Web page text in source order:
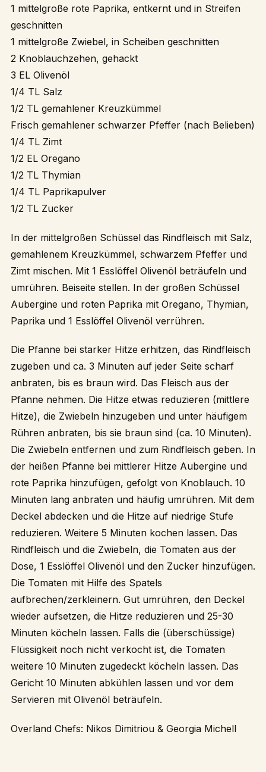
1 mittelgroße rote Paprika, entkernt und in Streifen
geschnitten
1 mittelgroße Zwiebel, in Scheiben geschnitten
2 Knoblauchzehen, gehackt
3 EL Olivenöl
1/4 TL Salz
1/2 TL gemahlener Kreuzkümmel
Frisch gemahlener schwarzer Pfeffer (nach Belieben)
1/4 TL Zimt
1/2 EL Oregano
1/2 TL Thymian
1/4 TL Paprikapulver
1/2 TL Zucker
In der mittelgroßen Schüssel das Rindfleisch mit Salz,
gemahlenem Kreuzkümmel, schwarzem Pfeffer und
Zimt mischen. Mit 1 Esslöffel Olivenöl beträufeln und
umrühren. Beiseite stellen. In der großen Schüssel
Aubergine und roten Paprika mit Oregano, Thymian,
Paprika und 1 Esslöffel Olivenöl verrühren.
Die Pfanne bei starker Hitze erhitzen, das Rindfleisch
zugeben und ca. 3 Minuten auf jeder Seite scharf
anbraten, bis es braun wird. Das Fleisch aus der
Pfanne nehmen. Die Hitze etwas reduzieren (mittlere
Hitze), die Zwiebeln hinzugeben und unter häufigem
Rühren anbraten, bis sie braun sind (ca. 10 Minuten).
Die Zwiebeln entfernen und zum Rindfleisch geben. In
der heißen Pfanne bei mittlerer Hitze Aubergine und
rote Paprika hinzufügen, gefolgt von Knoblauch. 10
Minuten lang anbraten und häufig umrühren. Mit dem
Deckel abdecken und die Hitze auf niedrige Stufe
reduzieren. Weitere 5 Minuten kochen lassen. Das
Rindfleisch und die Zwiebeln, die Tomaten aus der
Dose, 1 Esslöffel Olivenöl und den Zucker hinzufügen.
Die Tomaten mit Hilfe des Spatels
aufbrechen/zerkleinern. Gut umrühren, den Deckel
wieder aufsetzen, die Hitze reduzieren und 25-30
Minuten köcheln lassen. Falls die (überschüssige)
Flüssigkeit noch nicht verkocht ist, die Tomaten
weitere 10 Minuten zugedeckt köcheln lassen. Das
Gericht 10 Minuten abkühlen lassen und vor dem
Servieren mit Olivenöl beträufeln.
Overland Chefs: Nikos Dimitriou & Georgia MichelI